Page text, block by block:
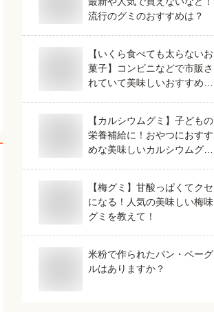
流行のグミのおすすめは？
【いくら食べても太らないお
菓子】コンビニなどで市販さ
れていて美味しいおすすめ
【カルシウムグミ】子どもの
栄養補給に！おやつにおすす
めな美味しいカルシウムグミ
【梅グミ】甘酸っぱくてクセ
になる！人気の美味しい梅味
グミを教えて！
米粉で作られたパン・ベーグ
ルはありますか？